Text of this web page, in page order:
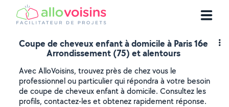
Coupe de cheveux enfant à domicile à Paris 16e
Arrondissement (75) et alentours
Avec AlloVoisins, trouvez près de chez vous le
professionnel ou particulier qui répondra à votre besoin
de coupe de cheveux enfant à domicile. Consultez les
profils, contactez-les et obtenez rapidement réponse.